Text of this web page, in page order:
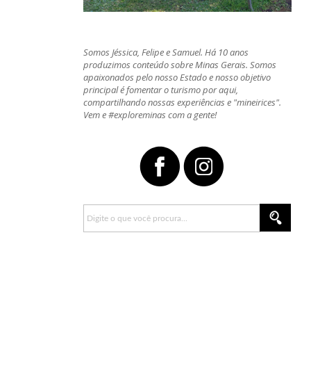
Somos Jéssica, Felipe e Samuel. Há 10 anos
produzimos conteúdo sobre Minas Gerais. Somos
apaixonados pelo nosso Estado e nosso objetivo
principal é fomentar o turismo por aqui,
compartilhando nossas experiências e "mineirices".
Vem e #exploreminas com a gente!